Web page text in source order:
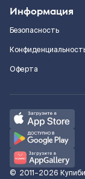
Информация
Безопасность
Оферта
© 2011–2026